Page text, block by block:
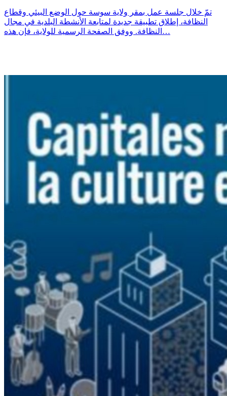
تمّ خلال جلسة عمل بمقر ولاية سوسة حول الوضع البيئي وقطاع
النظافة، إطلاق تطبيقة جديدة لمتابعة الأنشطة البلدية في مجال
النظافة. ووفق الصفحة الرسمية للولاية، فإن هذه…